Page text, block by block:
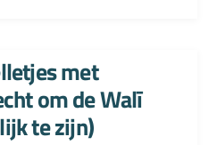
met
om de Walī
te zijn)